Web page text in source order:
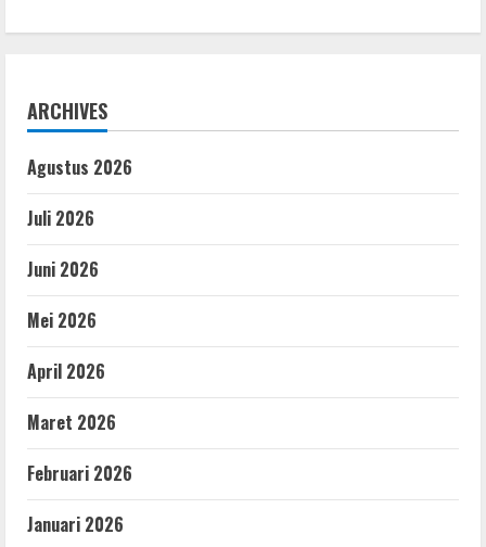
ARCHIVES
Agustus 2026
Juli 2026
Juni 2026
Mei 2026
April 2026
Maret 2026
Februari 2026
Januari 2026